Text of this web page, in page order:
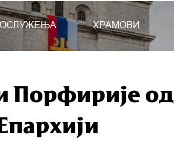
ХРАМОВИ
Порфирије од